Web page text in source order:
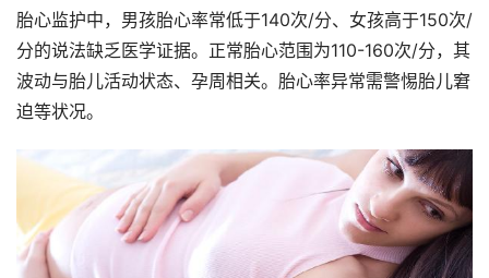
胎心监护中，男孩胎心率常低于140次/分、女孩高于150次/
分的说法缺乏医学证据。正常胎心范围为110-160次/分，其
波动与胎儿活动状态、孕周相关。胎心率异常需警惕胎儿窘
迫等状况。